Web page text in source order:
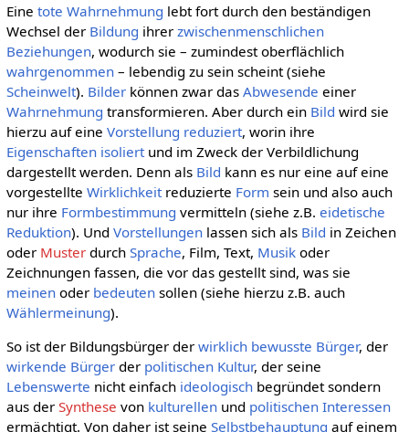
Eine tote Wahrnehmung lebt fort durch den beständigen
Wechsel der Bildung ihrer zwischenmenschlichen
Beziehungen, wodurch sie – zumindest oberflächlich
wahrgenommen– lebendig zu sein scheint (siehe
Scheinwelt). Bilderkönnen zwar das Abwesende einer
Wahrnehmung transformieren. Aber durch ein Bild wird sie
hierzu auf eine Vorstellung reduziert, worin ihre
Eigenschaften isoliertund im Zweck der Verbildlichung
dargestellt werden. Denn als Bild kann es nur eine auf eine
vorgestellte Wirklichkeitreduzierte Form sein und also auch
nur ihre Formbestimmung vermitteln (siehe z.B. eidetische
Reduktion). Und Vorstellungenlassen sich als Bild in Zeichen
oder Musterdurch Sprache, Film, Text, Musikoder
Zeichnungen fassen, die vor das gestellt sind, was sie
meinenoder bedeutensollen (siehe hierzu z.B. auch
Wählermeinung).
So ist der Bildungsbürger der wirklich bewusste Bürger, der
wirkende Bürgerder politischen Kultur, der seine
Lebenswerte nicht einfach ideologischbegründet sondern
aus der Synthese von kulturellenund politischen Interessen
ermächtigt. Von daher ist seine Selbstbehauptung auf einem